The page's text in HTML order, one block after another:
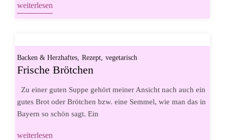
weiterlesen
Backen & Herzhaftes Rezept vegetarisch
Frische Brötchen
Zu einer guten Suppe gehört meiner Ansicht nach auch ein
gutes Brot oder Brötchen bzw. eine Semmel, wie man das in
Bayern so schön sagt. Ein
weiterlesen